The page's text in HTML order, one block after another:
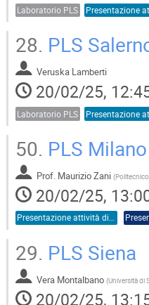
Laboratorio PLS
28. PLS
Veruska Lamberti
20/02/25,
Laboratorio PLS
50. PLS
Prof. Maurizio Zani (
20/02/25,
Presentazione attività di sede
29. PLS Siena
Vera Montalbano (Università di
20/02/25,